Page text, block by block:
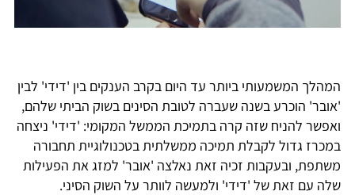
המהלך המשמעותי ביותר עד היום בקרב הענקים בין 'דידי' לבין
'אובר' הוכרע בשנה שעברה לטובת הסינים בשוק הביתי שלהם,
ואפשר להניח שזה קרה בתמיכת הממשל המקומי: 'דידי' ניצחה
במכרז גדול לקבלת תמיכה ממשלתית בטכנולוגיית תחבורה
משתפת, ובעקבות זכיה זאת נאלצה 'אובר' למזג את הפעילות
שלה עם זאת של 'דידי' ולמעשה לוותר על השוק הסיני.